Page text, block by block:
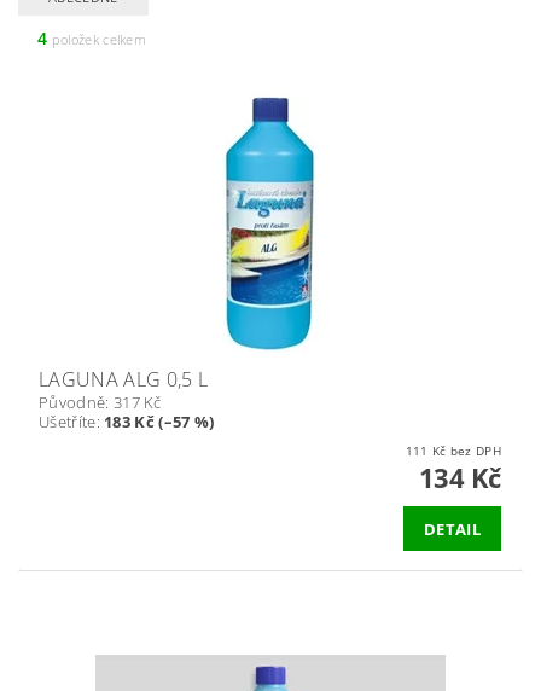
4 položek celkem
LAGUNA ALG 0,5 L
Původně: 317 Kč
Ušetříte: 183 Kč (–57 %)
111 Kč bez DPH
134 Kč
DETAIL